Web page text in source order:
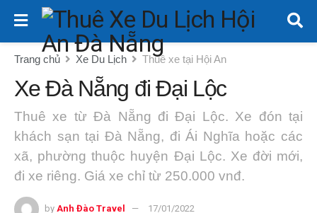
Trang chủ Xe Du Lịch Thuê xe tại Hội An
Xe Đà Nẵng đi Đại Lộc
Thuê xe từ Đà Nẵng đi Đại Lộc. Xe đón tại
khách sạn tại Đà Nẵng, đi Ái Nghĩa hoặc các
xã, phường thuộc huyện Đại Lộc. Xe đời mới,
đi xe riêng. Giá xe chỉ từ 250.000 vnđ.
by Anh Đào Travel 17/01/2022